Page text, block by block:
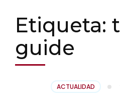
Etiqueta:
guide
ACTUALIDAD